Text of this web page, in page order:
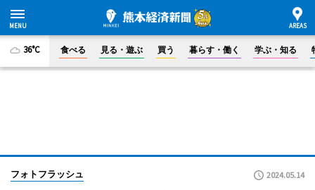
36°C 食べる 見る・遊ぶ 買う 暮らす・働く 学ぶ・知る
フォトフラッシュ 2024.05.14